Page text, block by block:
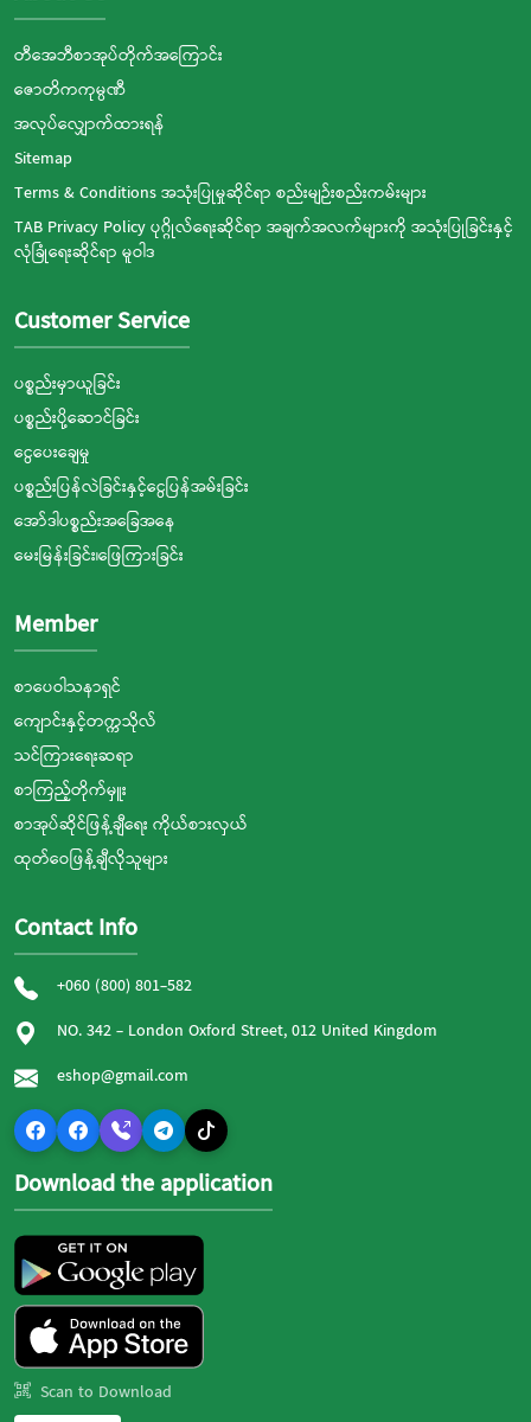
တီအေဘီစာအုပ်တိုက်အကြောင်း
ဇောတိကကုမ္ပဏီ
အလုပ်လျှောက်ထားရန်
Sitemap
Terms & Conditions အသုံးပြုမှုဆိုင်ရာ စည်းမျဉ်းစည်းကမ်းများ
TAB Privacy Policy ပုဂ္ဂိုလ်ရေးဆိုင်ရာ အချက်အလက်များကို အသုံးပြုခြင်းနှင့်
လုံခြုံရေးဆိုင်ရာ မူဝါဒ
Customer Service
ပစ္စည်းမှာယူခြင်း
ပစ္စည်းပို့ဆောင်ခြင်း
ငွေပေးချေမှု
ပစ္စည်းပြန်လဲခြင်းနှင့်ငွေပြန်အမ်းခြင်း
အော်ဒါပစ္စည်းအခြေအနေ
မေးမြန်းခြင်း၊ဖြေကြားခြင်း
Member
စာပေဝါသနာရှင်
ကျောင်းနှင့်တက္ကသိုလ်
သင်ကြားရေးဆရာ
စာကြည့်တိုက်မှူး
စာအုပ်ဆိုင်ဖြန့်ချီရေး ကိုယ်စားလှယ်
ထုတ်ဝေဖြန့်ချီလိုသူများ
Contact Info
+060 (800) 801-582
NO. 342 - London Oxford Street, 012 United Kingdom
eshop@gmail.com
Download the application
Scan to Download